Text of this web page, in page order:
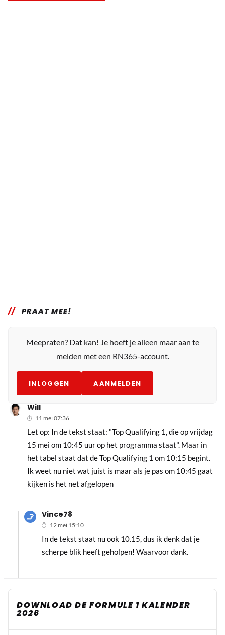
PRAAT MEE!
Meepraten? Dat kan! Je hoeft je alleen maar aan te
melden met een RN365-account.
INLOGGEN AANMELDEN
Will
11 mei 07:36
Let op: In de tekst staat: "Top Qualifying 1, die op vrijdag
15 mei om 10:45 uur op het programma staat". Maar in
het tabel staat dat de Top Qualifying 1 om 10:15 begint.
Ik weet nu niet wat juist is maar als je pas om 10:45 gaat
kijken is het net afgelopen
Vince78
12 mei 15:10
In de tekst staat nu ook 10.15, dus ik denk dat je
scherpe blik heeft geholpen! Waarvoor dank.
DOWNLOAD DE FORMULE 1 KALENDER
2026